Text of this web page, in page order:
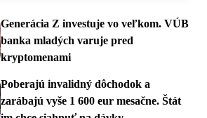
Generácia Z investuje vo veľkom. VÚB
banka mladých varuje pred
kryptomenami
Poberajú invalidný dôchodok a
zarábajú vyše 1 600 eur mesačne. Štát